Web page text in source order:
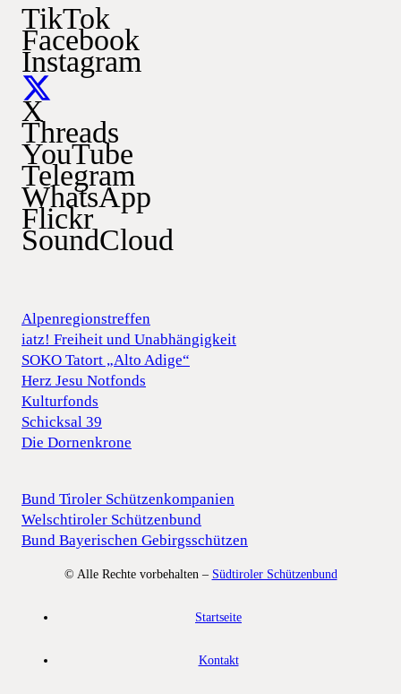
TikTok
Facebook
Instagram
X
Threads
YouTube
Telegram
WhatsApp
Flickr
SoundCloud
Alpenregionstreffen
iatz! Freiheit und Unabhängigkeit
SOKO Tatort „Alto Adige“
Herz Jesu Notfonds
Kulturfonds
Schicksal 39
Die Dornenkrone
Bund Tiroler Schützenkompanien
Welschtiroler Schützenbund
Bund Bayerischen Gebirgsschützen
© Alle Rechte vorbehalten – Südtiroler Schützenbund
Startseite
Kontakt